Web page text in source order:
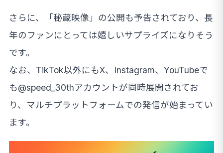
さらに、「秘蔵映像」の公開も予告されており、長
年のファンにとっては嬉しいサプライズになりそう
です。
なお、TikTok以外にもX、Instagram、YouTubeで
も@speed_30thアカウントが同時展開されてお
り、マルチプラットフォームでの発信が始まってい
ます。